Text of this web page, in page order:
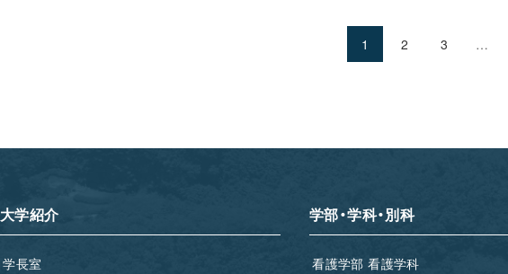
1 2 3 …
大学紹介
学長室
学部・学科・別科
看護学部 看護学科